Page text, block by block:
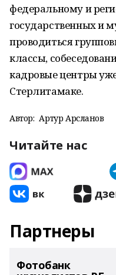
федеральному и
государственных и
проводиться
классы,
кадровые центры
Стерлитамаке.
Автор: Артур Арсланов
Читайте нас
Партнеры
Фотобанк